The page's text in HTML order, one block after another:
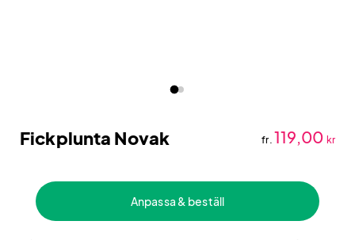
Fickplunta Novak fr. 119,00 kr
Anpassa & beställ